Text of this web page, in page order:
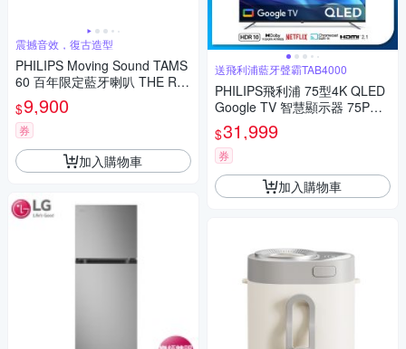
震撼音效，復古造型
PHILIPS Moving Sound TAMS
60 百年限定藍牙喇叭 THE RO
LLER
$9,900
券
加入購物車
送飛利浦藍牙聲霸TAB4000
PHILIPS飛利浦 75型4K QLED
Google TV 智慧顯示器 75PQT
8159 送安裝
$31,999
券
加入購物車